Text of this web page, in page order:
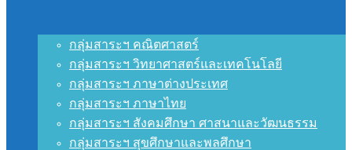
กลุ่มสาระฯ คณิตศาสตร์
กลุ่มสาระฯ วิทยาศาสตร์และเทคโนโลยี
กลุ่มสาระฯ ภาษาต่างประเทศ
กลุ่มสาระฯ ภาษาไทย
กลุ่มสาระฯ สังคมศึกษา ศาสนาและวัฒนธรรม
กลุ่มสาระฯ สุขศึกษาและพลศึกษา